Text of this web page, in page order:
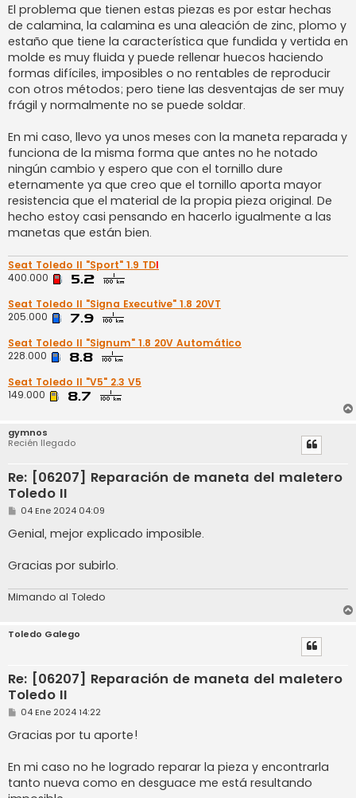
El problema que tienen estas piezas es por estar hechas
de calamina, la calamina es una aleación de zinc, plomo y
estaño que tiene la característica que fundida y vertida en
molde es muy fluida y puede rellenar huecos haciendo
formas difíciles, imposibles o no rentables de reproducir
con otros métodos; pero tiene las desventajas de ser muy
frágil y normalmente no se puede soldar.
En mi caso, llevo ya unos meses con la maneta reparada y
funciona de la misma forma que antes no he notado
ningún cambio y espero que con el tornillo dure
eternamente ya que creo que el tornillo aporta mayor
resistencia que el material de la propia pieza original. De
hecho estoy casi pensando en hacerlo igualmente a las
manetas que están bien.
Seat Toledo II "Sport" 1.9 TDI
400.000
Seat Toledo II "Signa Executive" 1.8 20VT
205.000
Seat Toledo II "Signum" 1.8 20V Automático
228.000
Seat Toledo II "V5" 2.3 V5
149.000
gymnos
Recién llegado
Re: [06207] Reparación de maneta del maletero
Toledo II
M
n
s
j
e
04 Ene 2024 04:09
Genial, mejor explicado imposible.
Gracias por subirlo.
Mimando al Toledo
Toledo Galego
Re: [06207] Reparación de maneta del maletero
Toledo II
M
n
s
j
e
04 Ene 2024 14:22
Gracias por tu aporte!
En mi caso no he logrado reparar la pieza y encontrarla
tanto nueva como en desguace me está resultando